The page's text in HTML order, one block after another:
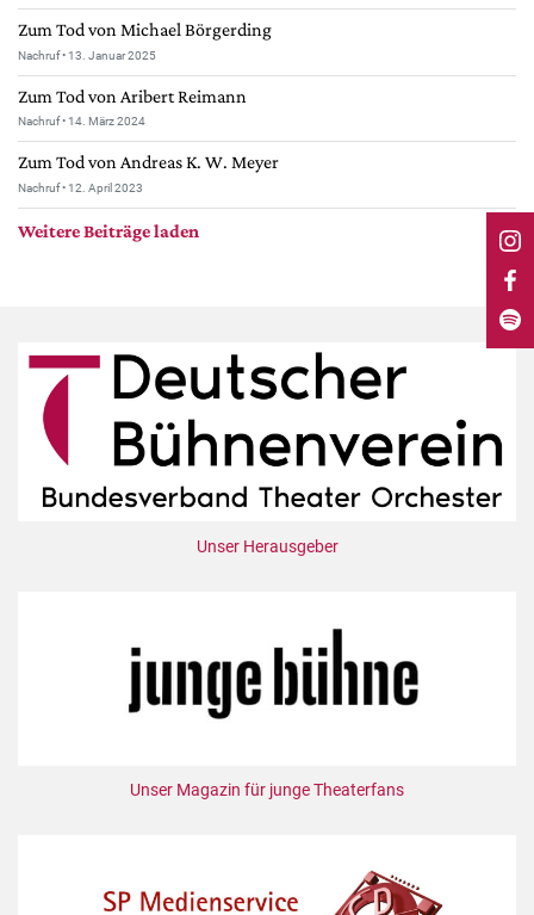
Hefte
Alle Hefte
Leseproben
Podcast
Service
Shop / Abo
Partner
Mediadaten
Suche
Zum Tod von Michael Börgerding
Nachruf • 13. Januar 2025
Zum Tod von Aribert Reimann
Nachruf • 14. März 2024
Zum Tod von Andreas K. W. Meyer
Nachruf • 12. April 2023
Weitere Beiträge laden
Unser Herausgeber
Unser Magazin für junge Theaterfans